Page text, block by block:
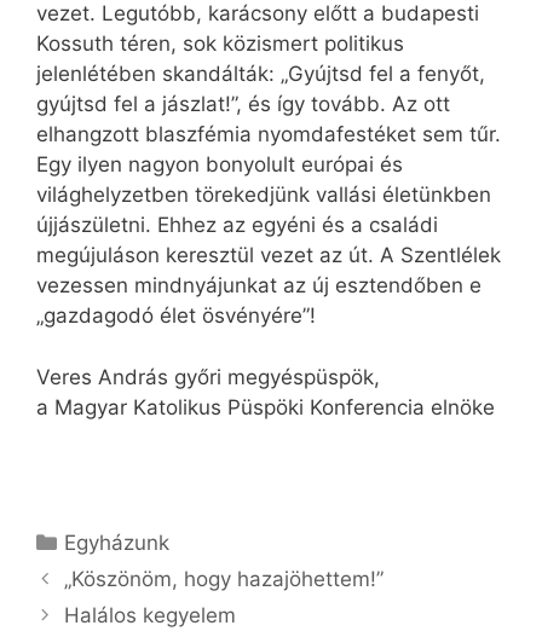
vezet. Legutóbb, karácsony előtt a budapesti
Kossuth téren, sok közismert politikus
jelenlétében skandálták: „Gyújtsd fel a fenyőt,
gyújtsd fel a jászlat!”, és így tovább. Az ott
elhangzott blaszfémia nyomdafestéket sem tűr.
Egy ilyen nagyon bonyolult európai és
világhelyzetben törekedjünk vallási életünkben
újjászületni. Ehhez az egyéni és a családi
megújuláson keresztül vezet az út. A Szentlélek
vezessen mindnyájunkat az új esztendőben e
„gazdagodó élet ösvényére”!
Veres András győri megyéspüspök,
a Magyar Katolikus Püspöki Konferencia elnöke
Kategória
Egyházunk
„Köszönöm, hogy hazajöhettem!”
Halálos kegyelem